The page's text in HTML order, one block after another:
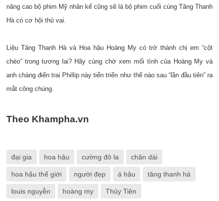
năng cao bộ phim Mỹ nhân kế cũng sẽ là bộ phim cuối cùng Tăng Thanh
Hà có cơ hội thủ vai.
Liệu Tăng Thanh Hà và Hoa hậu Hoàng My có trở thành chị em “cột
chèo” trong tương lai? Hãy cùng chờ xem mối tình của Hoàng My và
anh chàng điển trai Phillip này tiến triển như thế nào sau “lần đầu tiên” ra
mắt công chúng.
Theo Khampha.vn
đại gia hoa hậu cường đô la chân dài
hoa hậu thế giới người đẹp á hậu tăng thanh hà
louis nguyễn hoàng my Thủy Tiên